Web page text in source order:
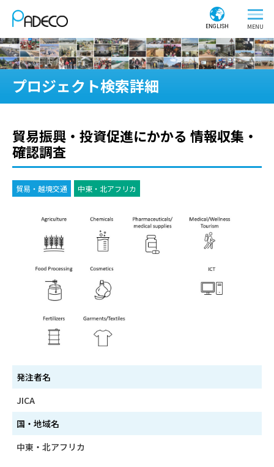
ENGLISH
プロジェクト検索詳細
貿易振興・投資促進にかかる 情報収集・
確認調査
貿易・越境交通 中東・北アフリカ
発注者名
JICA
国・地域名
中東・北アフリカ